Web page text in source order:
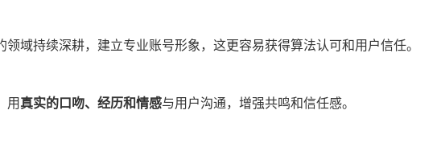
领域持续深耕，建立专业账号形象，这更容易获得算法认可和用户信任。
用​ ​真实的口吻、经历和情感​​与用户沟通，增强共鸣和信任感。